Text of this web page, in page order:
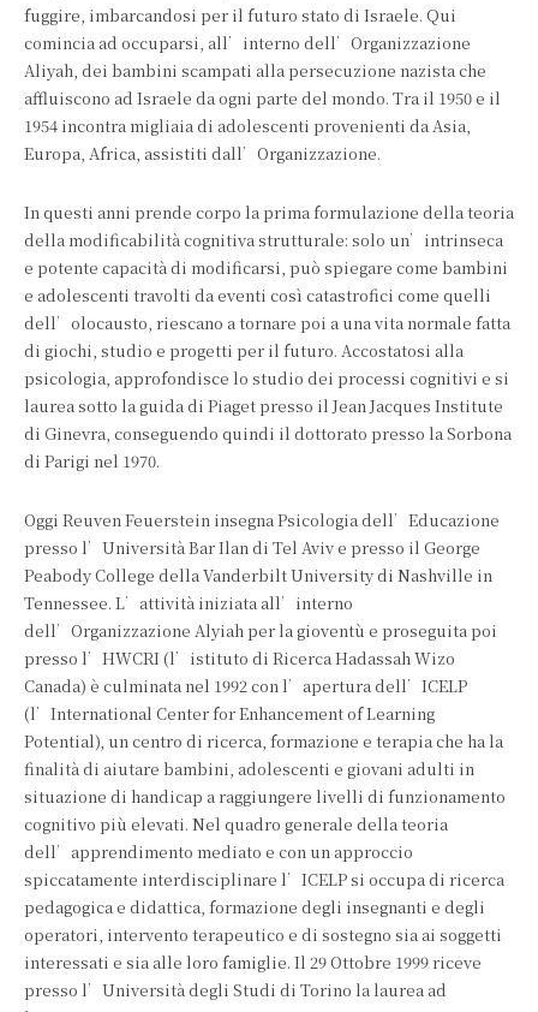
fuggire, imbarcandosi per il futuro stato di Israele. Qui
comincia ad occuparsi, all’interno dell’Organizzazione
Aliyah, dei bambini scampati alla persecuzione nazista che
affluiscono ad Israele da ogni parte del mondo. Tra il 1950 e il
1954 incontra migliaia di adolescenti provenienti da Asia,
Europa, Africa, assistiti dall’Organizzazione.
In questi anni prende corpo la prima formulazione della teoria
della modificabilità cognitiva strutturale: solo un’intrinseca
e potente capacità di modificarsi, può spiegare come bambini
e adolescenti travolti da eventi così catastrofici come quelli
dell’olocausto, riescano a tornare poi a una vita normale fatta
di giochi, studio e progetti per il futuro. Accostatosi alla
psicologia, approfondisce lo studio dei processi cognitivi e si
laurea sotto la guida di Piaget presso il Jean Jacques Institute
di Ginevra, conseguendo quindi il dottorato presso la Sorbona
di Parigi nel 1970.
Oggi Reuven Feuerstein insegna Psicologia dell’Educazione
presso l’Università Bar Ilan di Tel Aviv e presso il George
Peabody College della Vanderbilt University di Nashville in
Tennessee. L’attività iniziata all’interno
dell’Organizzazione Alyiah per la gioventù e proseguita poi
presso l’HWCRI (l’istituto di Ricerca Hadassah Wizo
Canada) è culminata nel 1992 con l’apertura dell’ICELP
(l’International Center for Enhancement of Learning
Potential), un centro di ricerca, formazione e terapia che ha la
finalità di aiutare bambini, adolescenti e giovani adulti in
situazione di handicap a raggiungere livelli di funzionamento
cognitivo più elevati. Nel quadro generale della teoria
dell’apprendimento mediato e con un approccio
spiccatamente interdisciplinare l’ICELP si occupa di ricerca
pedagogica e didattica, formazione degli insegnanti e degli
operatori, intervento terapeutico e di sostegno sia ai soggetti
interessati e sia alle loro famiglie. Il 29 Ottobre 1999 riceve
presso l’Università degli Studi di Torino la laurea ad